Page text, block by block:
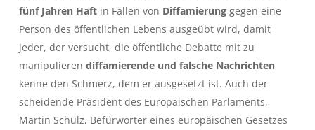
fünf Jahren Haftin Fällen von Diffamierung gegen eine
Person des öffentlichen Lebens ausgeübt wird, damit
jeder, der versucht, die öffentliche Debatte mit zu
manipulieren diffamierende und falsche Nachrichten
kenne den Schmerz, dem er ausgesetzt ist. Auch der
scheidende Präsident des Europäischen Parlaments,
Martin Schulz, Befürworter eines europäischen Gesetzes